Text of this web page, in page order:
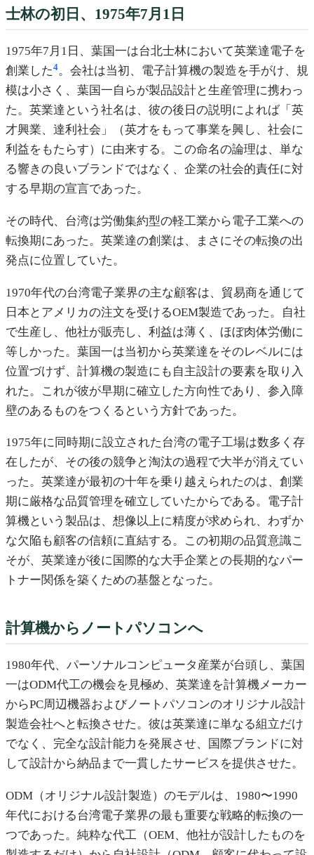
士林の初日、1975年7月1日
1975年7月1日、葉国一は台北士林において英業達電子を
創業した4。会社は当初、電子計算機の製造を手がけ、規
模は小さく、葉国一自らが製品設計と生産管理に携わっ
た。英業達という社名は、彼の後日の説明によれば「英
才興業、達利社会」（英才をもって事業を興し、社会に
利益をもたらす）に由来する。この命名の論理は、単な
る響きの良いブランドではなく、企業の社会的責任に対
する早期の宣言であった。
その時代、台湾は労働集約型の軽工業から電子工業への
転換期にあった。英業達の創業は、まさにその転換の出
発点に位置していた。
1970年代の台湾電子業界の主な顧客は、貿易商を通じて
日本とアメリカの注文を受けるOEM製造であった。自社
で生産し、他社が販売し、利益は薄く、ほぼ肉体労働に
等しかった。葉国一は当初から英業達をそのレベルには
位置づけず、計算機の製造にも自主設計の要素を取り入
れた。これが彼が早期に確立した方向性であり、参入障
壁のあるものをつくるという方針であった。
1975年に同時期に設立された台湾の電子工場は数多く存
在したが、その後の競争と淘汰の過程で大半が消えてい
った。英業達が最初の十年を乗り越えられたのは、創業
期に厳格な品質管理を確立していたからである。電子計
算機という製品は、想像以上に精度が求められ、わずか
な欠陥も顧客の信頼に直結する。この初期の品質意識こ
そが、英業達が後に国際的な大手企業との長期的なパー
トナー関係を築くための基盤となった。
計算機からノートパソコンへ
1980年代、パーソナルコンピュータ産業が台頭し、葉国
一はODM代工の機会を見極め、英業達を計算機メーカー
からPC周辺機器およびノートパソコンのオリジナル設計
製造会社へと転換させた。彼は英業達に単なる組立だけ
でなく、完全な設計能力を発展させ、国際ブランドに対
して設計から納品まで一貫したサービスを提供させた。
ODM（オリジナル設計製造）のモデルは、1980〜1990
年代における台湾電子業界の最も重要な戦略的転換の一
つであった。純粋な代工（OEM、他社が設計したものを